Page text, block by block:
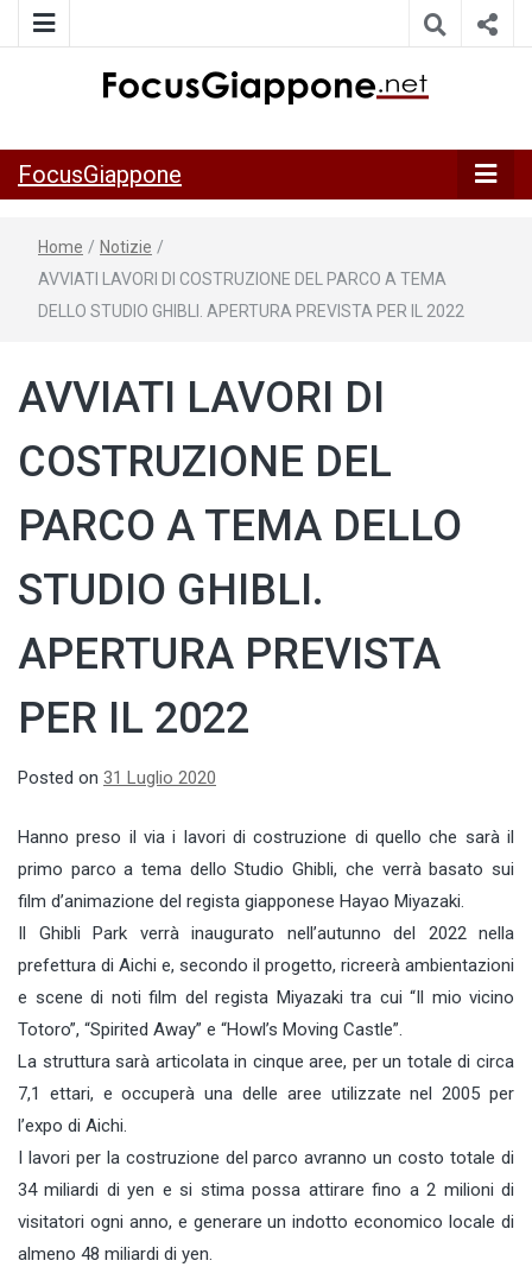
della Japan Italy Economic Federation
FocusGiappone
Home / Notizie /
AVVIATI LAVORI DI COSTRUZIONE DEL PARCO A TEMA
DELLO STUDIO GHIBLI. APERTURA PREVISTA PER IL 2022
AVVIATI LAVORI DI
COSTRUZIONE DEL
PARCO A TEMA DELLO
STUDIO GHIBLI.
APERTURA PREVISTA
PER IL 2022
Posted on 31 Luglio 2020
Hanno preso il via i lavori di costruzione di quello che sarà il
primo parco a tema dello Studio Ghibli, che verrà basato sui
film d’animazione del regista giapponese Hayao Miyazaki.
Il Ghibli Park verrà inaugurato nell’autunno del 2022 nella
prefettura di Aichi e, secondo il progetto, ricreerà ambientazioni
e scene di noti film del regista Miyazaki tra cui “Il mio vicino
Totoro”, “Spirited Away” e “Howl’s Moving Castle”.
La struttura sarà articolata in cinque aree, per un totale di circa
7,1 ettari, e occuperà una delle aree utilizzate nel 2005 per
l’expo di Aichi.
I lavori per la costruzione del parco avranno un costo totale di
34 miliardi di yen e si stima possa attirare fino a 2 milioni di
visitatori ogni anno, e generare un indotto economico locale di
almeno 48 miliardi di yen.